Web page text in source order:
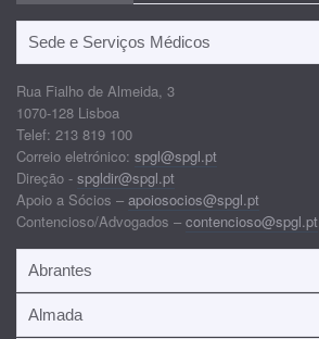
Sede e Serviços Médicos
Rua Fialho de Almeida, 3
1070-128 Lisboa
Telef: 213 819 100
Correio eletrónico: spgl@spgl.pt
Direção - spgldir@spgl.pt
Apoio a Sócios – apoiosocios@spgl.pt
Contencioso/Advogados – contencioso@spgl.pt
Abrantes
Almada